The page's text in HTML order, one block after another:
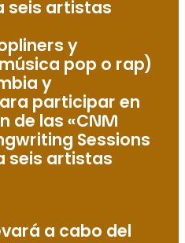
seis artistas
y
pop o rap)
y
participar en
de las «CNM
Sessions
seis artistas
a cabo del